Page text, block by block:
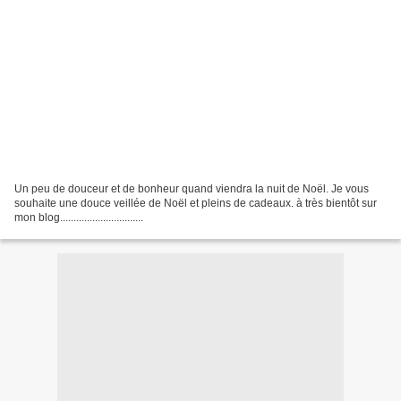
Un peu de douceur et de bonheur quand viendra la nuit de Noël. Je vous
souhaite une douce veillée de Noël et pleins de cadeaux. à très bientôt sur
mon blog...............................